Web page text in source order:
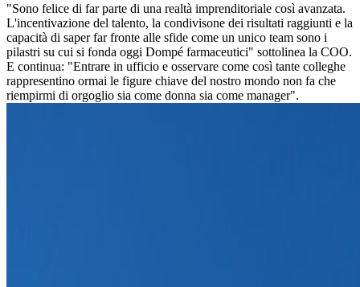
"Sono felice di far parte di una realtà imprenditoriale così avanzata.
L'incentivazione del talento, la condivisone dei risultati raggiunti e la
capacità di saper far fronte alle sfide come un unico team sono i
pilastri su cui si fonda oggi Dompé farmaceutici" sottolinea la COO.
E continua: "Entrare in ufficio e osservare come così tante colleghe
rappresentino ormai le figure chiave del nostro mondo non fa che
riempirmi di orgoglio sia come donna sia come manager".